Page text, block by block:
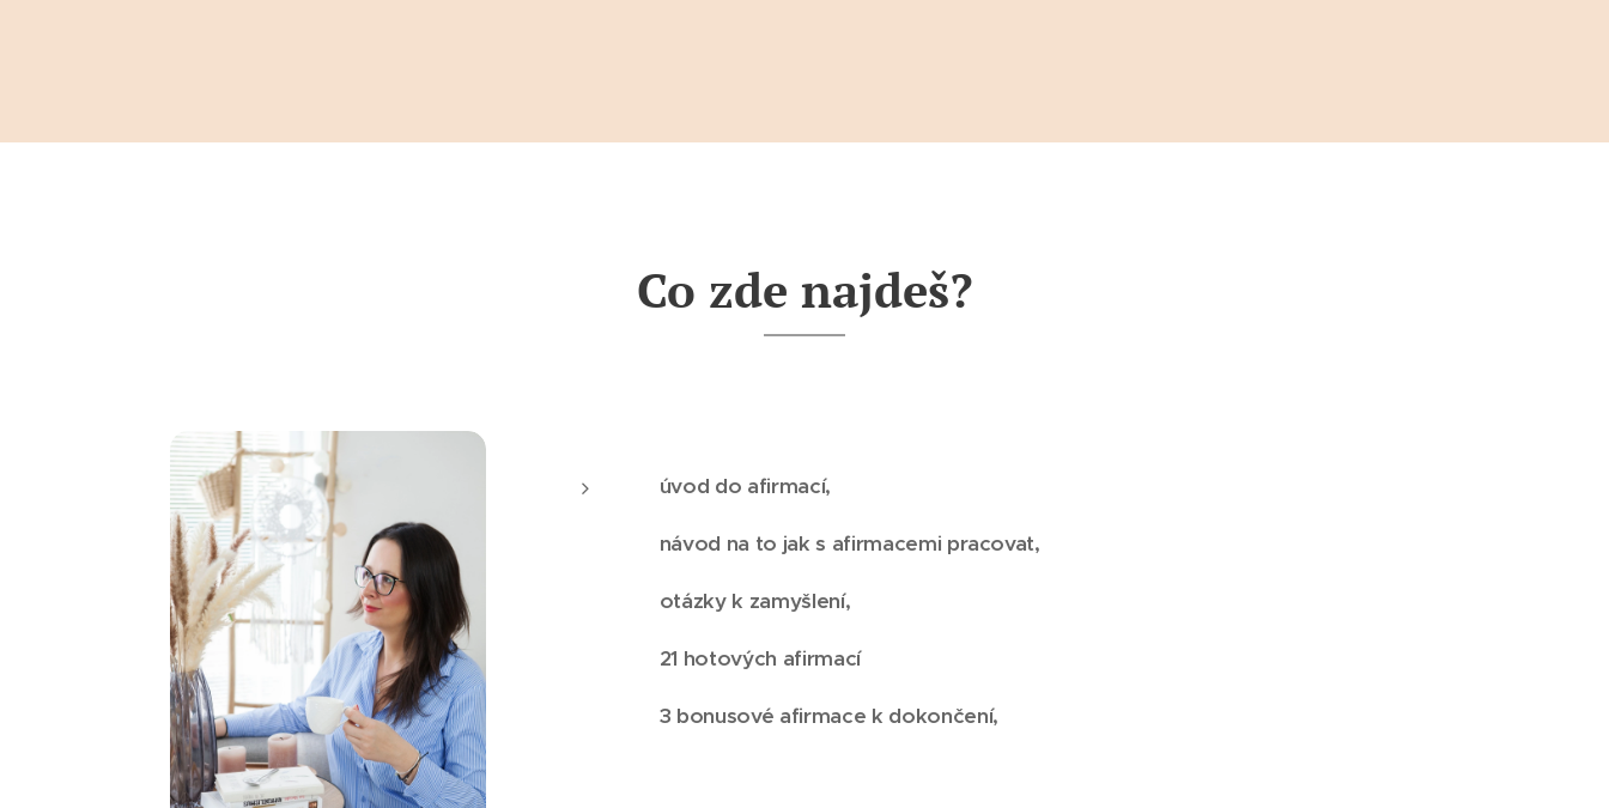
Co zde najdeš?
♥ úvod do afirmací,
♥ návod na to jak s afirmacemi pracovat,
♥ otázky k zamyšlení,
♥ 21 hotových afirmací
♥ 3 bonusové afirmace k dokončení,